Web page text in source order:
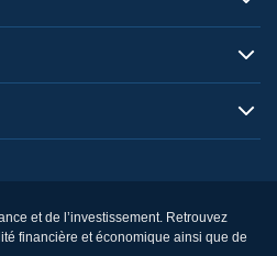
et de l’investissement. Retrouvez
financière et économique ainsi que de